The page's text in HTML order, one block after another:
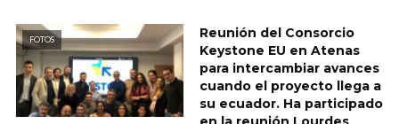
FOTOS
Reunión del Consorcio
Keystone EU en Atenas
para intercambiar avances
cuando el proyecto llega a
su ecuador. Ha participado